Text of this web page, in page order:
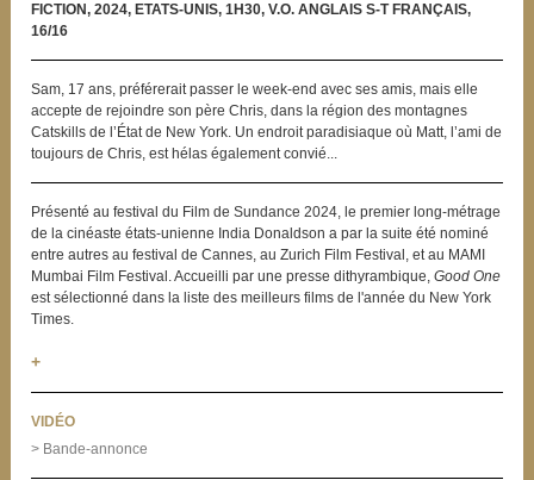
FICTION, 2024, ETATS-UNIS, 1H30, V.O. ANGLAIS S-T FRANÇAIS,
16/16
Sam, 17 ans, préférerait passer le week-end avec ses amis, mais elle
accepte de rejoindre son père Chris, dans la région des montagnes
Catskills de l’État de New York. Un endroit paradisiaque où Matt, l’ami de
toujours de Chris, est hélas également convié...
Présenté au festival du Film de Sundance 2024, le premier long-métrage
de la cinéaste états-unienne India Donaldson a par la suite été nominé
entre autres au festival de Cannes, au Zurich Film Festival, et au MAMI
Mumbai Film Festival. Accueilli par une presse dithyrambique, Good One
est sélectionné dans la liste des meilleurs films de l'année du New York
Times.
+
VIDÉO
> Bande-annonce